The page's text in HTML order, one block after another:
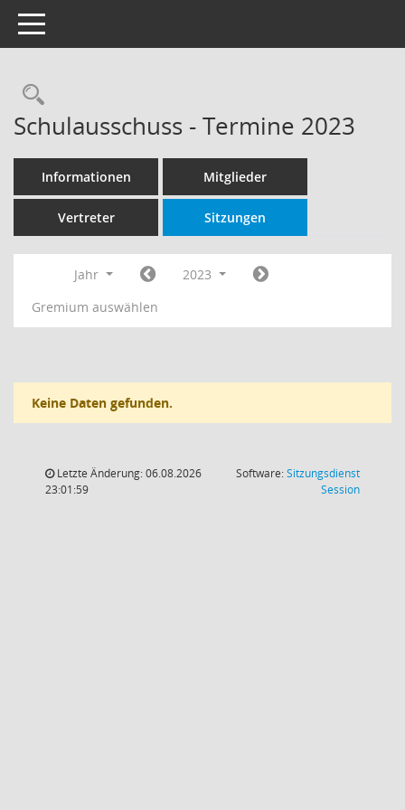
Toggle navigation
Rechercheauswahl
Schulausschuss - Termine 2023
Informationen Mitglieder
Vertreter Sitzungen
Jahr
2023
Gremium auswählen
Keine Daten gefunden.
Letzte Änderung: 06.08.2026
23:01:59
Software:Sitzungsdienst
Session(Wird in